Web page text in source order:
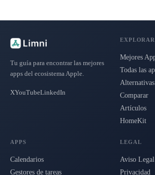
Tu guía para encontrar las mejores
apps del ecosistema Apple.
XYouTubeLinkedIn
EXPLORAR
Mejores
Todas las
Alternativas
Comparar
Artículos
HomeKit
APPS
Calendarios
Gestores de tareas
LEGAL
Aviso Legal
Privacidad